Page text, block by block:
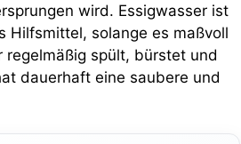
wird. Essigwasser ist
Hilfsmittel, solange es maßvoll
regelmäßig spült, bürstet und
dauerhaft eine saubere und